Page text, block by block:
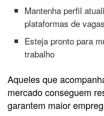
Mantenha perfil
plataformas de vagas
Esteja pronto para
trabalho
Aqueles que
mercado conseguem
garantem maior